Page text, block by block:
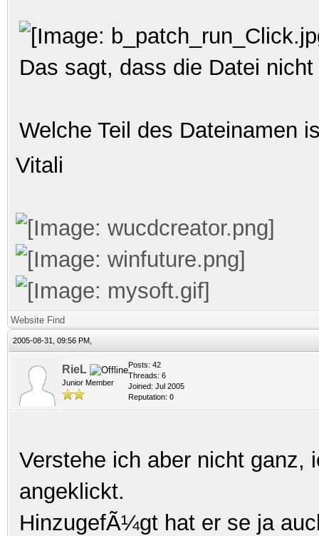
Das sagt, dass die Datei
Welche Teil des Dateinamen
Vitali
Website Find
2005-08-31, 09:56 PM,
RieL
Junior Member
Posts: 42
Threads: 6
Joined: Jul 2005
Reputation: 0
Verstehe ich aber nicht ganz,
angeklickt.
HinzugefÃ¼gt hat er se ja